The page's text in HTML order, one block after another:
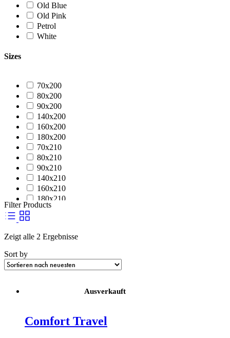
Old Blue
Old Pink
Petrol
White
Sizes
70x200
80x200
90x200
140x200
160x200
180x200
70x210
80x210
90x210
140x210
160x210
180x210
70x220
140x220
180x220
Filter Products
Zeigt alle 2 Ergebnisse
Sort by
Ausverkauft
Comfort Travel